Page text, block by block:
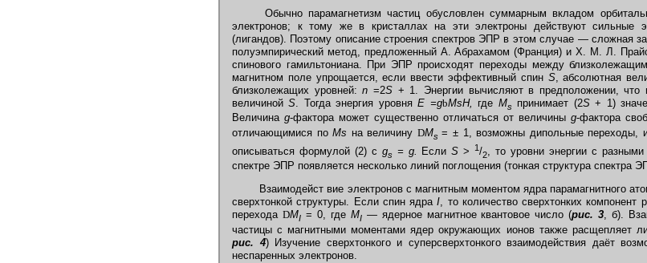
Обычно парамагнетизм частиц обусловлен суммарным вкладом
электронов; к тому же в кристаллах на эти электроны действуют сильные
(лигандов). Поэтому описание строения спектров ЭПР в этом случае — сложная
полуэмпирический метод, предложенный А. Абрахамом (Франция) и Х. М. Л.
спинового гамильтониана. При ЭПР происходят переходы между
магнитном поле упрощается, если ввести эффективный спин S, абсолютная
близколежащих уровней:n =2S + 1. Энергии вычисляют в предположении, что
величинойS . Тогда энергия уровняE =gbMsH, где Ms принимает (2S+ 1)
Величина g-фактора может существенно отличаться от величины g-фактора
отличающимися поMs на величину DMs = ±1, возможны дипольные переходы,
описываться формулой (2) с gs = g. ЕслиS>1/2 , то уровни энергии с разными
спектре ЭПР появляется несколько линий поглощения (тонкая структура спектра
Взаимодейст вие электронов с магнитным моментом ядра парамагнитного
сверхтонкой структуры. Если спин ядраI, то количество сверхтонких компонент
перехода DMI= 0, где MI—ядерное магнитное квантовое число (рис. 3, б).
частицы с магнитными моментами ядер окружающих ионов также расщепляет
рис. 4) Изучение сверхтонкого и суперсверхтонкого взаимодействия даёт
неспаренных электронов.